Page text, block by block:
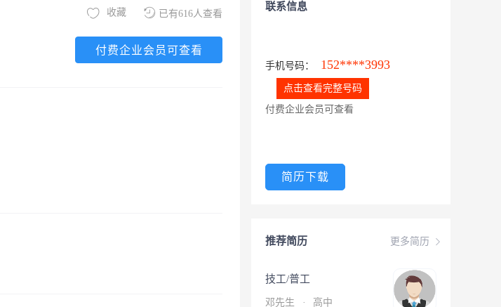
已有616人查看
收藏
付费企业会员可查看
联系信息
手机号码： 152****3993
点击查看完整号码
付费企业会员可查看
简历下载
更多简历
推荐简历
技工/普工
邓先生 · 高中